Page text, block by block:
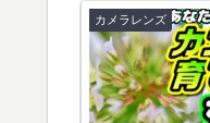
カメラレンズ